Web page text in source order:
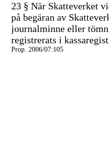
23 § När Skatteverket
på begäran av
journalminne eller
registrerats i
Prop. 2006/07:105